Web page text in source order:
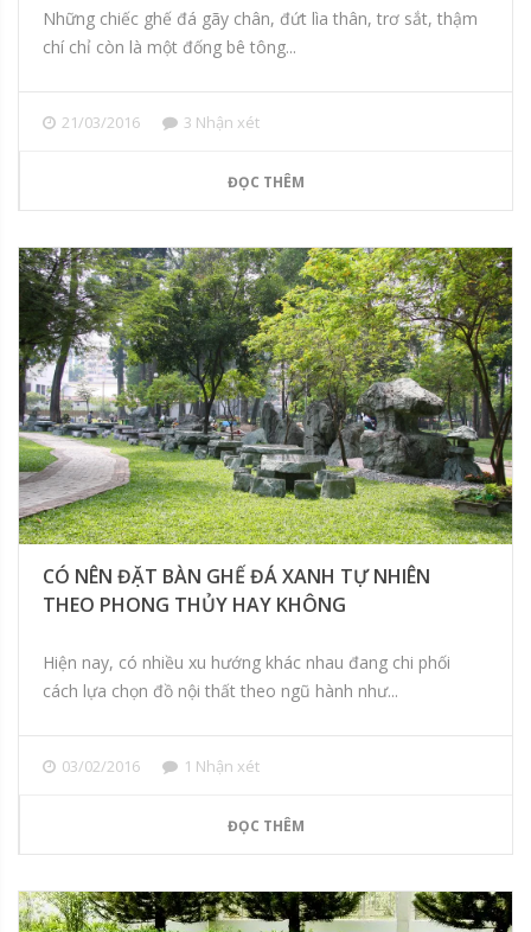
Những chiếc ghế đá gãy chân, đứt lìa thân, trơ sắt, thậm
chí chỉ còn là một đống bê tông...
21/03/2016 3 Nhận xét
ĐỌC THÊM
CÓ NÊN ĐẶT BÀN GHẾ ĐÁ XANH TỰ NHIÊN
THEO PHONG THỦY HAY KHÔNG
Hiện nay, có nhiều xu hướng khác nhau đang chi phối
cách lựa chọn đồ nội thất theo ngũ hành như...
03/02/2016 1 Nhận xét
ĐỌC THÊM